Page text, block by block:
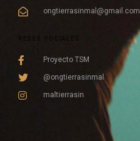
ongtierrasinmal@gmail.com
REDES SOCIALES
Proyecto TSM
@ongtierrasinmal
maltierrasin